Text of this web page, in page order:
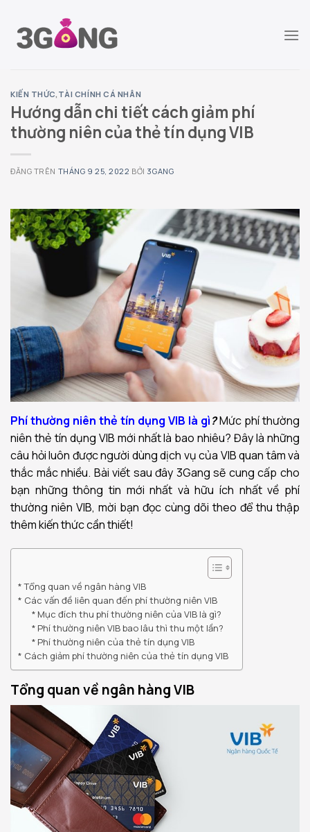
đến
KIẾN THỨC, TÀI CHÍNH CÁ NHÂN
Hướng dẫn chi tiết cách giảm phí
thường niên của thẻ tín dụng VIB
ĐĂNG TRÊN THÁNG 9 25, 2022 BỞI 3GANG
Phí thường niên thẻ tín dụng VIB là gì?Mức phí thường
niên thẻ tín dụng VIB mới nhất là bao nhiêu? Đây là những
câu hỏi luôn được người dùng dịch vụ của VIB quan tâm và
thắc mắc nhiều. Bài viết sau đây 3Gang sẽ cung cấp cho
bạn những thông tin mới nhất và hữu ích nhất về phí
thường niên VIB, mời bạn đọc cùng dõi theo để thu thập
thêm kiến thức cần thiết!
Tổng quan về ngân hàng VIB
Các vấn đề liên quan đến phí thường niên VIB
Mục đích thu phí thường niên của VIB là gì?
Phí thường niên VIB bao lâu thì thu một lần?
Phí thường niên của thẻ tín dụng VIB
Cách giảm phí thường niên của thẻ tín dụng VIB
Tổng quan về ngân hàng VIB